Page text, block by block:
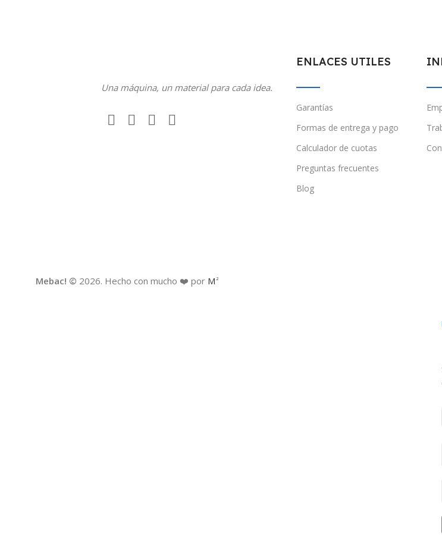
Una máquina, un material para cada idea.
ENLACES UTILES
Garantías
Formas de entrega y pago
Calculador de cuotas
Preguntas frecuentes
Blog
Mebac! © 2026. Hecho con mucho ❤️ por M 2